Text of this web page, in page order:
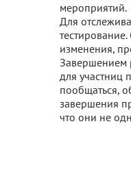
мероприятий.
Для
изменения,
Завершением
для участниц
пообщаться,
завершения
что они не